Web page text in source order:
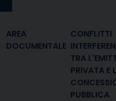
AREA
DOCUMENTALE
CONFLITTI
TRA
PRIVATA E
PUBBLICA